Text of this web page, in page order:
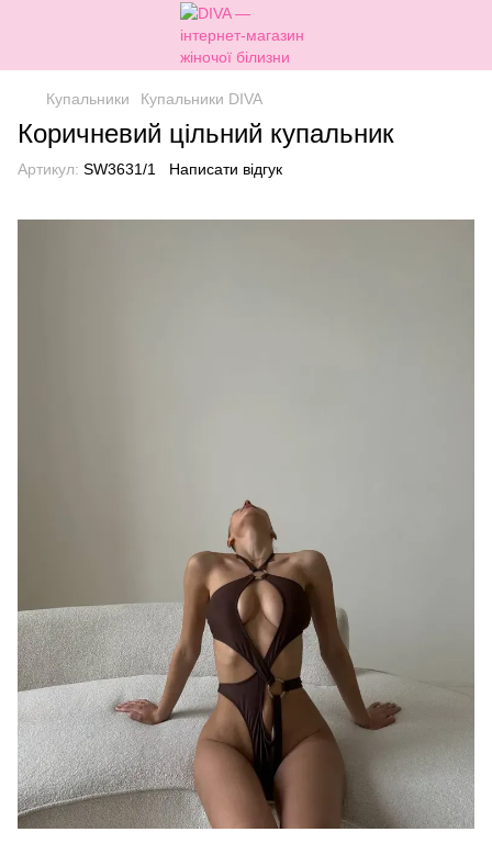
Купальники Купальники DIVA
Коричневий цільний купальник
Артикул: SW3631/1 Написати відгук